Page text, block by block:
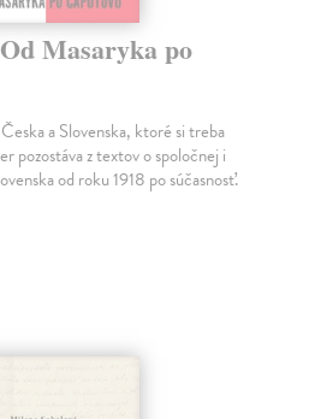
Masaryka po
a Slovenska, ktoré si treba
pozostáva z textov o spoločnej i
od roku 1918 po súčasnosť.